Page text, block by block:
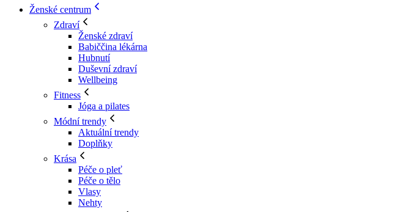
Ženské centrum
Zdraví
Ženské zdraví
Babiččina lékárna
Hubnutí
Duševní zdraví
Wellbeing
Fitness
Jóga a pilates
Módní trendy
Aktuální trendy
Doplňky
Krása
Péče o pleť
Péče o tělo
Vlasy
Nehty